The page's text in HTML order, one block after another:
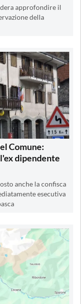
approfondire il
della
Comune:
dipendente
anche la confisca
esecutiva